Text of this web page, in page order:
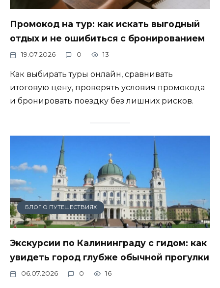
Промокод на тур: как искать выгодный
отдых и не ошибиться с бронированием
19.07.2026 0 13
Как выбирать туры онлайн, сравнивать
итоговую цену, проверять условия промокода
и бронировать поездку без лишних рисков.
БЛОГ О ПУТЕШЕСТВИЯХ
Экскурсии по Калининграду с гидом: как
увидеть город глубже обычной прогулки
06.07.2026 0 16